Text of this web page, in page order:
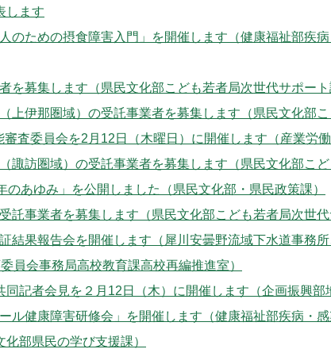
します
ための摂食障害入門」を開催します（健康福祉部疾病
募集します（県民文化部こども若者局次世代サポート
伊那圏域）の受託事業者を募集します（県民文化部こ
査委員会を2月12日（木曜日）に開催します（産業労働
訪圏域）の受託事業者を募集します（県民文化部こど
あゆみ」を公開しました（県民文化部・県民政策課）
託事業者を募集します（県民文化部こども若者局次世代
果報告会を開催します（犀川安曇野流域下水道事務所
員会事務局高校教育課高校再編推進室）
記者会見を２月12日（木）に開催します（企画振興部
健康障害研修会」を開催します（健康福祉部疾病・感
部県民の学び支援課）